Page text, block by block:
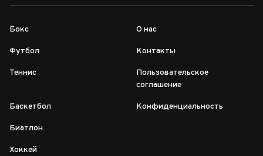
Бокс
Футбол
Теннис
Баскетбол
Биатлон
Хоккей
О нас
Контакты
Пользовательское
соглашение
Конфиденциальность